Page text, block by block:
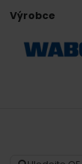
Výrobce